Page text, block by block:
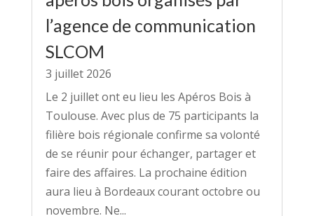
l’agence de communication
SLCOM
3 juillet 2026
Le 2 juillet ont eu lieu les Apéros Bois à
Toulouse. Avec plus de 75 participants la
filière bois régionale confirme sa volonté
de se réunir pour échanger, partager et
faire des affaires. La prochaine édition
aura lieu à Bordeaux courant octobre ou
novembre. Ne...